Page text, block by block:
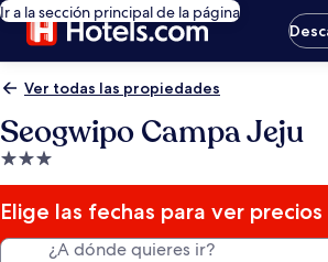
Ir a la sección principal de la página
Ver todas las propiedades
Seogwipo Campa Jeju
Propiedad
de
3.0
estrellas
Elige las fechas para ver precios
¿A dónde quieres ir?